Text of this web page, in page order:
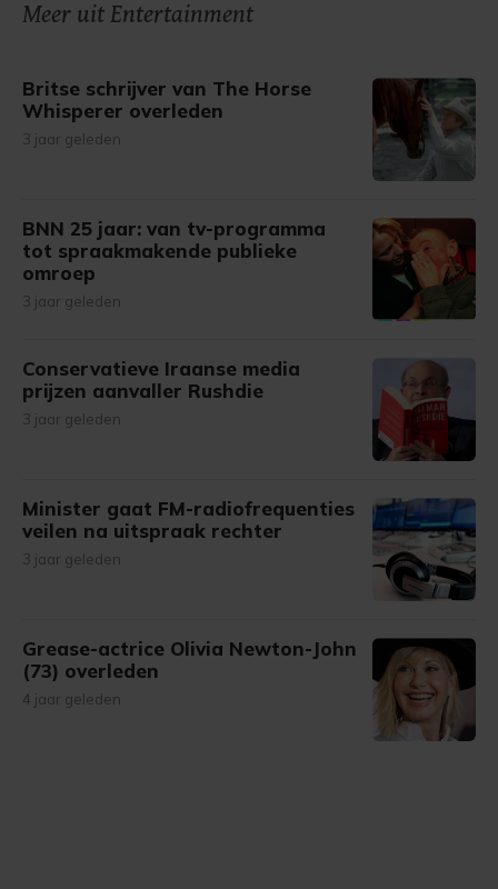
Meer uit Entertainment
Britse schrijver van The Horse
Whisperer overleden
3 jaar geleden
BNN 25 jaar: van tv-programma
tot spraakmakende publieke
omroep
3 jaar geleden
Conservatieve Iraanse media
prijzen aanvaller Rushdie
3 jaar geleden
Minister gaat FM-radiofrequenties
veilen na uitspraak rechter
3 jaar geleden
Grease-actrice Olivia Newton-John
(73) overleden
4 jaar geleden